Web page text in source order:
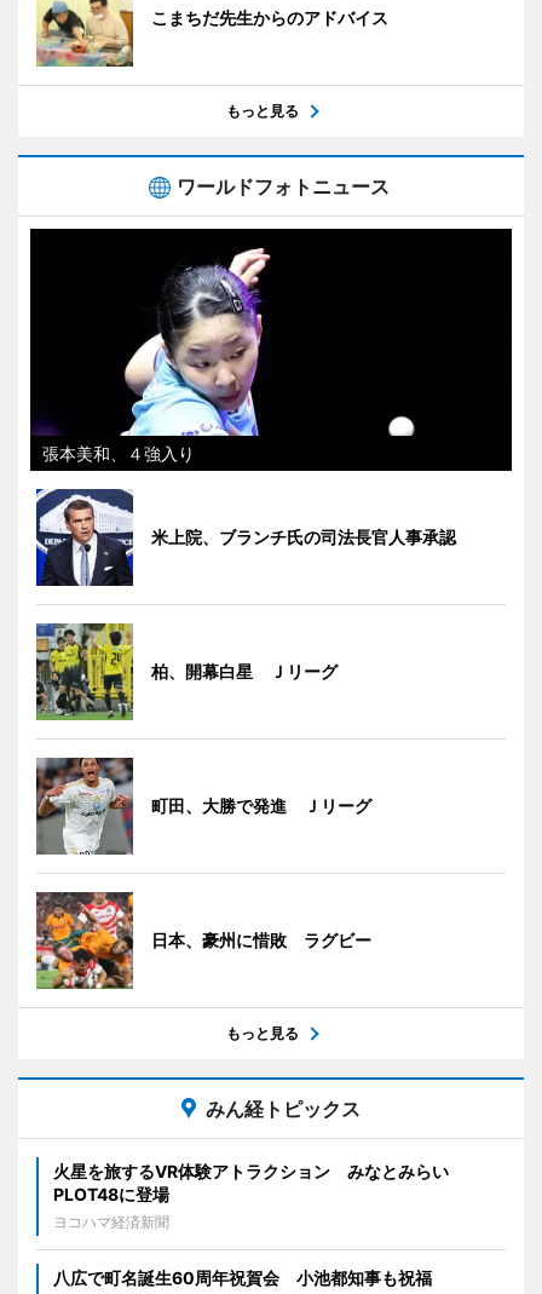
こまちだ先生からのアドバイス
もっと見る
ワールドフォトニュース
張本美和、４強入り
米上院、ブランチ氏の司法長官人事承認
柏、開幕白星 Ｊリーグ
町田、大勝で発進 Ｊリーグ
日本、豪州に惜敗 ラグビー
もっと見る
みん経トピックス
火星を旅するVR体験アトラクション みなとみらい
PLOT48に登場
ヨコハマ経済新聞
八広で町名誕生60周年祝賀会 小池都知事も祝福